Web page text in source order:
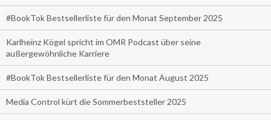
#BookTok Bestsellerliste für den Monat September 2025
Karlheinz Kögel spricht im OMR Podcast über seine
außergewöhnliche Karriere
#BookTok Bestsellerliste für den Monat August 2025
Media Control kürt die Sommerbeststeller 2025